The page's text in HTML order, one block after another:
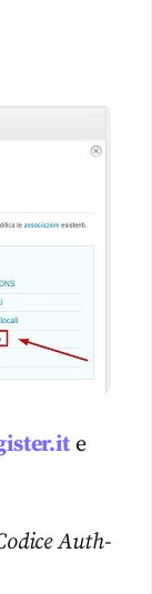
e
Auth-